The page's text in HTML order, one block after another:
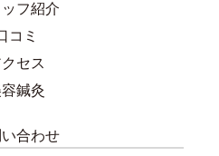
フ紹介
コミ
セス
鍼灸
合わせ